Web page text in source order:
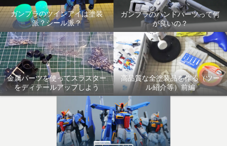
ガンプラのツインアイは塗装
派？シール派？
ガンプラのハンドパーツって何
が良いの？
金属パーツを使ってスラスター
をディテールアップしよう
高品質な全塗装品を作る（ツー
ル紹介等）前編